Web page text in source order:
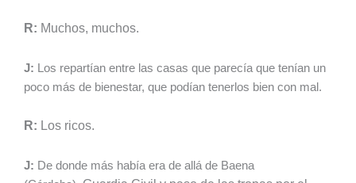
R: Muchos, muchos.
J: Los repartían entre las casas que parecía que tenían un
poco más de bienestar, que podían tenerlos bien con mal.
R: Los ricos.
J: De donde más había era de allá de Baena